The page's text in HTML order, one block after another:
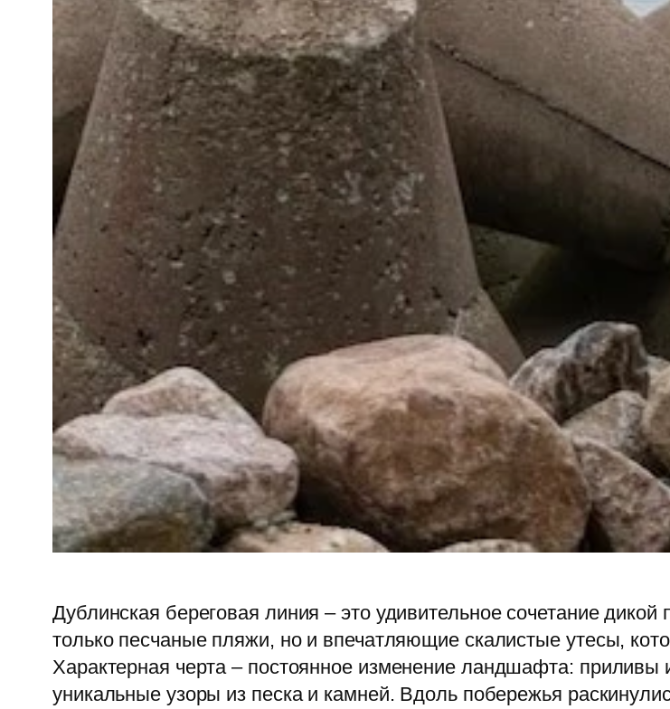
Дублинская береговая линия – это удивительное сочетание
только песчаные пляжи, но и впечатляющие скалистые утесы,
Характерная черта – постоянное изменение ландшафта: приливы
уникальные узоры из песка и камней. Вдоль побережья